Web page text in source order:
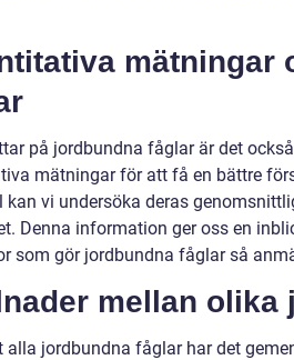
mätningar
på jordbundna fåglar är det
mätningar för att få en bättre
kan vi undersöka deras
Denna information ger oss en
som gör jordbundna fåglar så
mellan olika
alla jordbundna fåglar har det